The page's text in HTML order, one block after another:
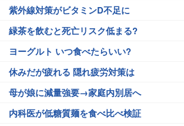
紫外線対策がビタミンD不足に
緑茶を飲むと死亡リスク低まる?
ヨーグルト いつ食べたらいい?
休みだが疲れる 隠れ疲労対策は
母が娘に減量強要→家庭内別居へ
内科医が低糖質麺を食べ比べ検証